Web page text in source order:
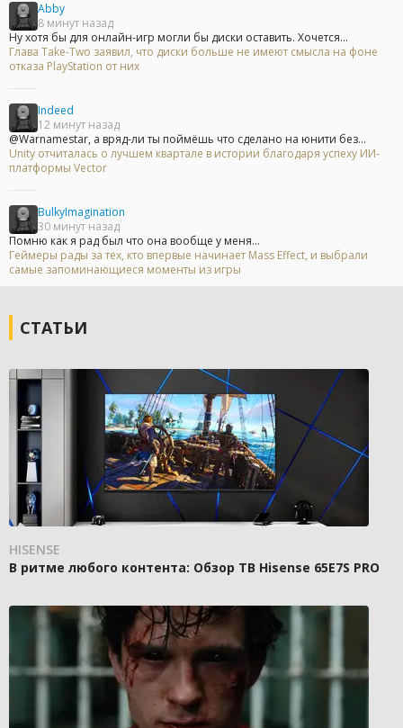
Abby
8 минут назад
Ну хотя бы для онлайн-игр могли бы диски оставить. Хочется...
Глава Take-Two заявил, что диски больше не имеют смысла на фоне
отказа PlayStation от них
Indeed
12 минут назад
@Warnamestar, а вряд-ли ты поймёшь что сделано на юнити без...
Unity отчиталась о лучшем квартале в истории благодаря успеху ИИ-
платформы Vector
BulkyImagination
30 минут назад
Помню как я рад был что она вообще у меня...
Геймеры рады за тех, кто впервые начинает Mass Effect, и выбрали
самые запоминающиеся моменты из игры
СТАТЬИ
HISENSE
В ритме любого контента: Обзор ТВ Hisense 65E7S PRO